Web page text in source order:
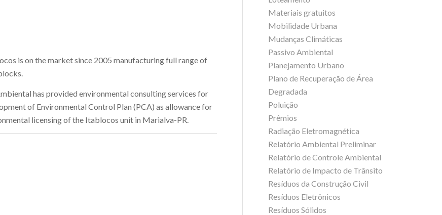
is on the market since 2005 manufacturing full range of
has provided environmental consulting services for
of Environmental Control Plan (PCA) as allowance for
licensing of the Itablocos unit in Marialva-PR.
Materiais gratuitos
Mobilidade Urbana
Mudanças Climáticas
Passivo Ambiental
Planejamento Urbano
Plano de Recuperação de Área
Degradada
Poluição
Prêmios
Radiação Eletromagnética
Relatório Ambiental Preliminar
Relatório de Controle Ambiental
Relatório de Impacto de Trânsito
Resíduos da Construção Civil
Resíduos Eletrônicos
Resíduos Sólidos